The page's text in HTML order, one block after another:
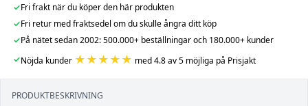
✓Fri frakt när du köper den här produkten
✓Fri retur med fraktsedel om du skulle ångra ditt köp
✓På nätet sedan 2002: 500.000+ beställningar och 180.000+ kunder
✓Nöjda kunder ★★★★★ med 4.8 av 5 möjliga på Prisjakt
PRODUKTBESKRIVNING